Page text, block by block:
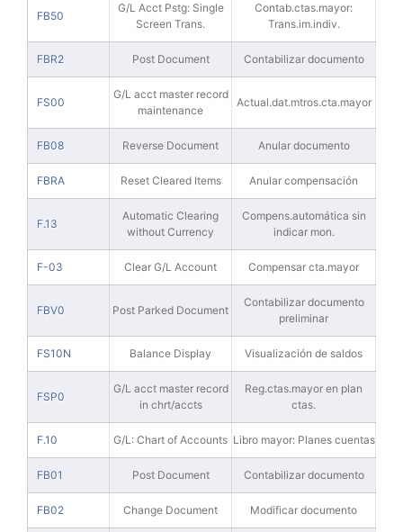
FB50
G/L Acct Pstg: Single
Screen Trans.
Contab.ctas.mayor:
Trans.im.indiv.
FBR2 Post Document Contabilizar documento
FS00
G/L acct master record
maintenance
Actual.dat.mtros.cta.mayor
FB08 Reverse Document Anular documento
FBRA Reset Cleared Items Anular compensación
F.13
Automatic Clearing
without Currency
Compens.automática sin
indicar mon.
F-03 Clear G/L Account Compensar cta.mayor
FBV0 Post Parked Document
Contabilizar documento
preliminar
FS10N Balance Display Visualización de saldos
FSP0
G/L acct master record
in chrt/accts
Reg.ctas.mayor en plan
ctas.
F.10 G/L: Chart of Accounts Libro mayor: Planes cuentas
FB01 Post Document Contabilizar documento
FB02 Change Document Modificar documento